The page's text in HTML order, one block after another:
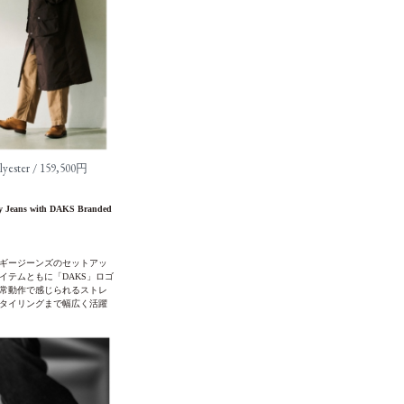
/ 159,500円
Jeans with DAKS Branded
ージーンズのセットアッ
テムともに「DAKS」ロゴ
動作で感じられるストレ
イリングまで幅広く活躍